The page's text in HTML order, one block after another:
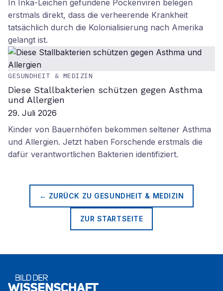
In Inka-Leichen gefundene Pockenviren belegen
erstmals direkt, dass die verheerende Krankheit
tatsächlich durch die Kolonialisierung nach Amerika
gelangt ist.
GESUNDHEIT & MEDIZIN
Diese Stallbakterien schützen gegen Asthma
und Allergien
29. Juli 2026
Kinder von Bauernhöfen bekommen seltener Asthma
und Allergien. Jetzt haben Forschende erstmals die
dafür verantwortlichen Bakterien identifiziert.
← ZURÜCK ZU GESUNDHEIT & MEDIZIN
ZUR STARTSEITE